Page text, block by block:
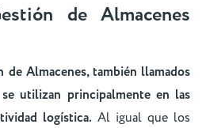
de Almacenes
de Almacenes, también llamados
utilizan principalmente en las
logística. Al igual que los